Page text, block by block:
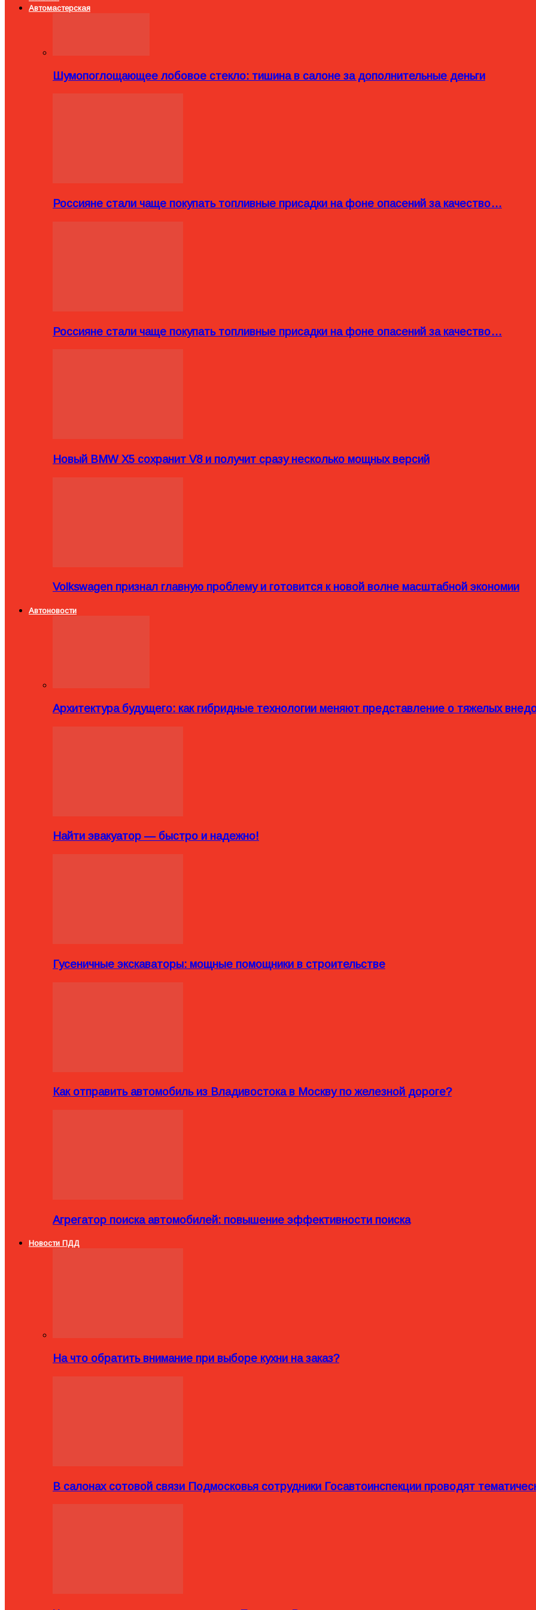
Автомастерская
Шумопоглощающее лобовое стекло: тишина в салоне за дополнительные деньги
Россияне стали чаще покупать топливные присадки на фоне опасений за качество…
Россияне стали чаще покупать топливные присадки на фоне опасений за качество…
Новый BMW X5 сохранит V8 и получит сразу несколько мощных версий
Volkswagen признал главную проблему и готовится к новой волне масштабной экономии
Автоновости
Архитектура будущего: как гибридные технологии меняют представление о тяжелых
Найти эвакуатор — быстро и надежно!
Гусеничные экскаваторы: мощные помощники в строительстве
Как отправить автомобиль из Владивостока в Москву по железной дороге?
Агрегатор поиска автомобилей: повышение эффективности поиска
Новости ПДД
На что обратить внимание при выборе кухни на заказ?
В салонах сотовой связи Подмосковья сотрудники Госавтоинспекции проводят